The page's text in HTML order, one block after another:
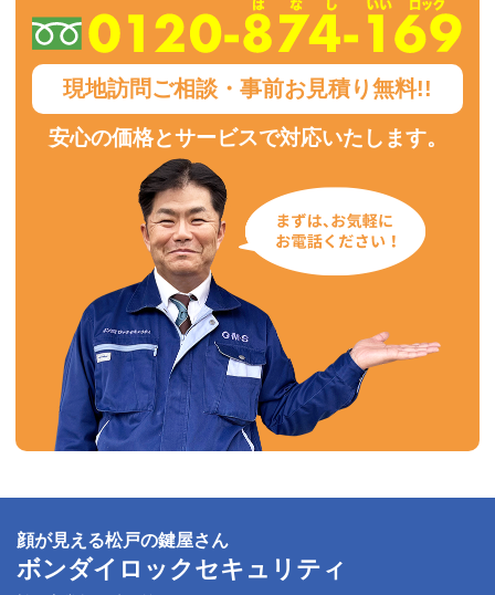
現地訪問ご相談・事前お見積り無料!!
安心の価格とサービスで対応いたします。
顔が見える松戸の鍵屋さん
ボンダイロックセキュリティ